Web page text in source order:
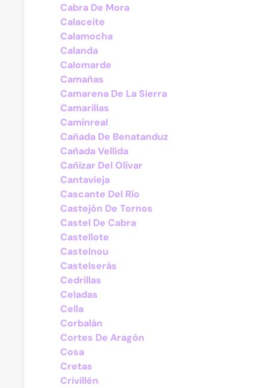
Cabra De Mora
Calaceite
Calamocha
Calanda
Calomarde
Camañas
Camarena De La Sierra
Camarillas
Caminreal
Cañada De Benatanduz
Cañada Vellida
Cañizar Del Olivar
Cantavieja
Cascante Del Río
Castejón De Tornos
Castel De Cabra
Castellote
Castelnou
Castelserás
Cedrillas
Celadas
Cella
Corbalán
Cortes De Aragón
Cosa
Cretas
Crivillén